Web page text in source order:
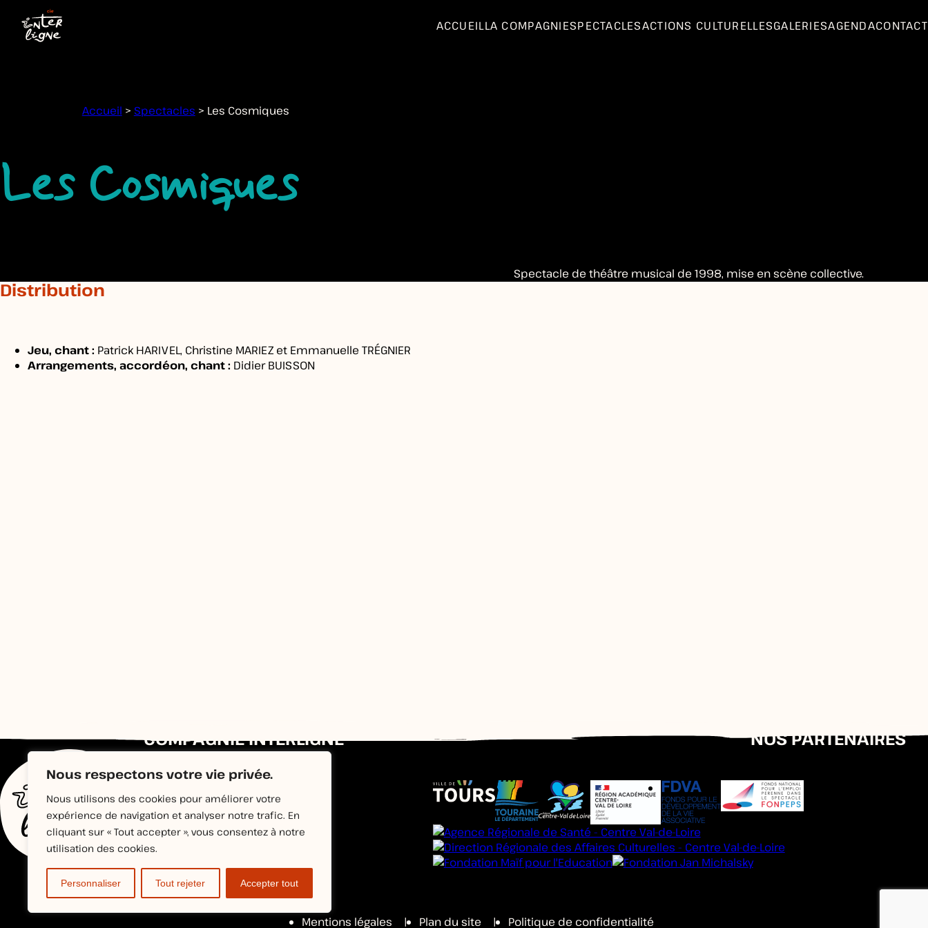
Nous respectons votre vie privée.
Nous utilisons des cookies pour améliorer votre
expérience de navigation et analyser notre trafic. En
cliquant sur « Tout accepter », vous consentez à notre
utilisation des cookies.
Personnaliser Tout rejeter Accepter tout
ACCUEILLA COMPAGNIESPECTACLESACTIONS CULTURELLESGALERIESAGENDACONTACT
Accueil > Spectacles > Les Cosmiques
Les Cosmiques
Spectacle de théâtre musical de 1998, mise en scène collective.
MODALITÉS
Distribution
Jeu, chant : Patrick HARIVEL, Christine MARIEZ et Emmanuelle TRÉGNIER
Arrangements, accordéon, chant : Didier BUISSON
COMPAGNIE INTERLIGNE
10 rue Léonard de Vinci
37000 TOURS
NOS PARTENAIRES
Mentions légales Plan du site Politique de confidentialité